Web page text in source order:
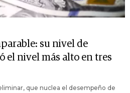
su nivel de
el nivel más alto en tres
que nuclea el desempeño de